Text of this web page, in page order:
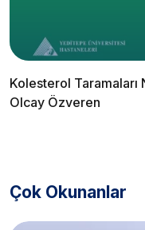
Kolesterol Taramaları
Olcay Özveren
Çok Okunanlar